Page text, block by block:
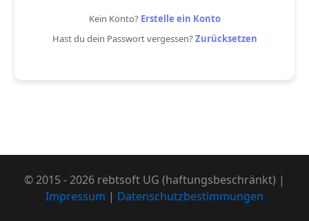
Kein Konto? Erstelle ein Konto
Hast du dein Passwort vergessen?Zurücksetzen
© 2015 - 2026 rebtsoft UG (haftungsbeschränkt) |
Impressum | Datenschutzbestimmungen